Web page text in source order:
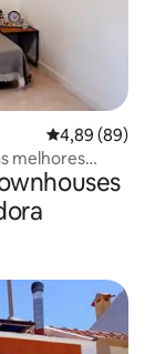
4,89 de uma
4,89 (89)
melhores